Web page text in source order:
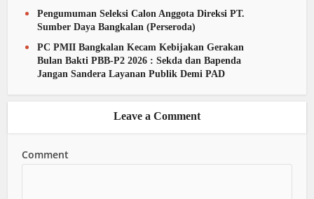
Pengumuman Seleksi Calon Anggota Direksi PT.
Sumber Daya Bangkalan (Perseroda)
PC PMII Bangkalan Kecam Kebijakan Gerakan
Bulan Bakti PBB-P2 2026 : Sekda dan Bapenda
Jangan Sandera Layanan Publik Demi PAD
Leave a Comment
Comment